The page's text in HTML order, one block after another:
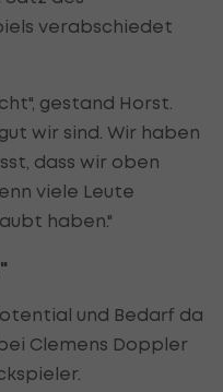
verabschiedet
gestand Horst.
wir sind. Wir haben
dass wir oben
viele Leute
haben."
und Bedarf da
Clemens Doppler